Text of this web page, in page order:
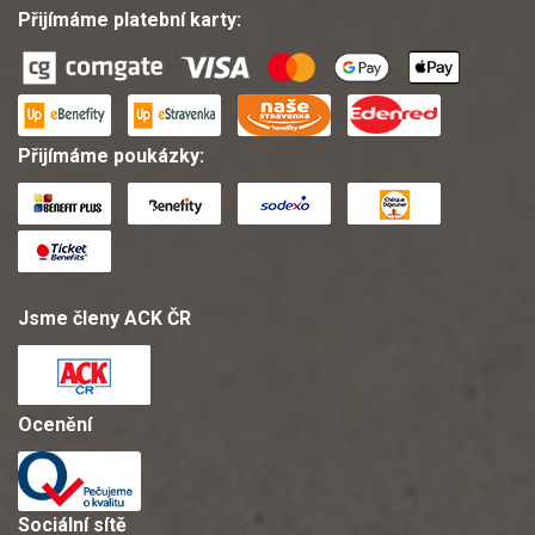
Přijímáme platební karty:
Přijímáme poukázky:
Jsme členy ACK ČR
Ocenění
Sociální sítě